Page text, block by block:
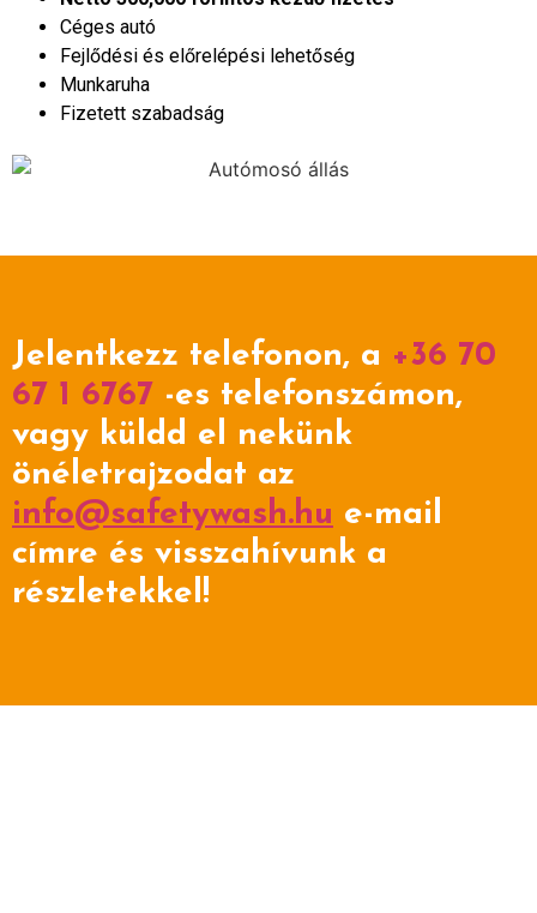
Céges autó
Fejlődési és előrelépési lehetőség
Munkaruha
Fizetett szabadság
Jelentkezz telefonon, a +36 70
67 1 6767 -es telefonszámon,
vagy küldd el nekünk
önéletrajzodat az
info@safetywash.hu e-mail
címre és visszahívunk a
részletekkel!